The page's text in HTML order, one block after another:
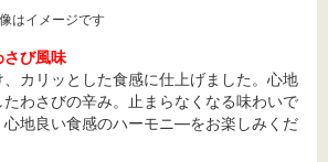
はイメージです
さび風味
カリッとした食感に仕上げました。心地
わさびの辛み。止まらなくなる味わいで
心地良い食感のハーモニ―をお楽しみくだ